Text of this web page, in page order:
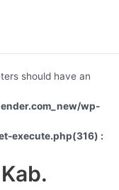
should have an
wp-
execute.php(316) :